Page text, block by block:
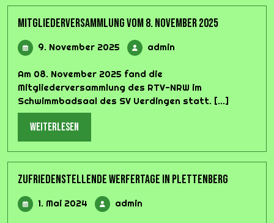
Mitgliederversammlung vom 8. November 2025
9. November 2025 9.
November
2025
admin
Am 08. November 2025 fand die
Mitgliederversammlung des RTV-NRW im
Schwimmbadsaal des SV Uerdingen statt. [...]
weiterlesen
Zufriedenstellende Werfertage in Plettenberg
1. Mai 2024
Mai
admin